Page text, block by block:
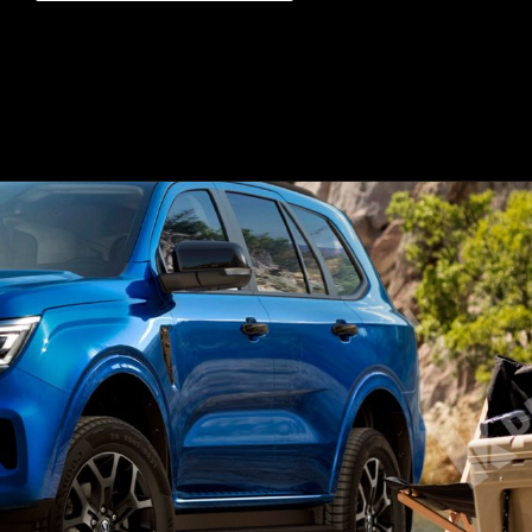
https://mundofixa.com.br/desenvolvido-digitalmente-suv-da-vw-amarok-poderia-tirar-o-sono-da-toyota-sw4/